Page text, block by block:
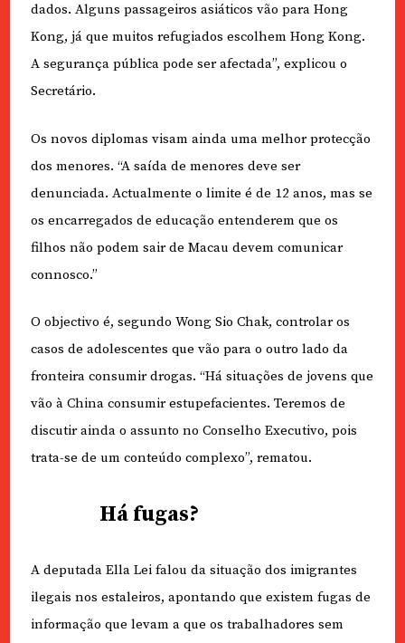
dados. Alguns passageiros asiáticos vão para Hong
Kong, já que muitos refugiados escolhem Hong Kong.
A segurança pública pode ser afectada”, explicou o
Secretário.
Os novos diplomas visam ainda uma melhor protecção
dos menores. “A saída de menores deve ser
denunciada. Actualmente o limite é de 12 anos, mas se
os encarregados de educação entenderem que os
filhos não podem sair de Macau devem comunicar
connosco.”
O objectivo é, segundo Wong Sio Chak, controlar os
casos de adolescentes que vão para o outro lado da
fronteira consumir drogas. “Há situações de jovens que
vão à China consumir estupefacientes. Teremos de
discutir ainda o assunto no Conselho Executivo, pois
trata-se de um conteúdo complexo”, rematou.
Há fugas?
A deputada Ella Lei falou da situação dos imigrantes
ilegais nos estaleiros, apontando que existem fugas de
informação que levam a que os trabalhadores sem